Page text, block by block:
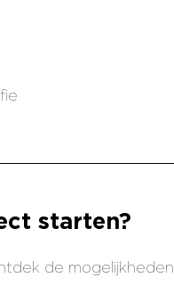
starten?
de mogelijkheden.